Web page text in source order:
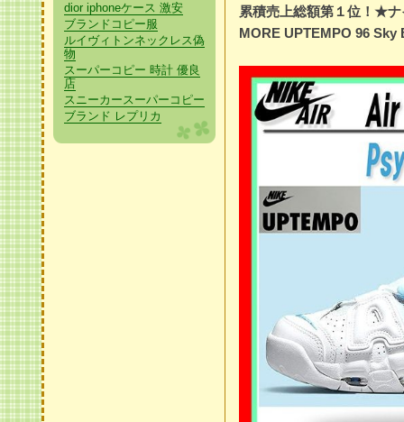
累積売上総額第１位！★
MORE UPTEMPO 96 Sky
dior iphoneケース 激安
ブランドコピー服
ルイヴィトンネックレス偽
物
スーパーコピー 時計 優良
店
スニーカースーパーコピー
ブランド レプリカ